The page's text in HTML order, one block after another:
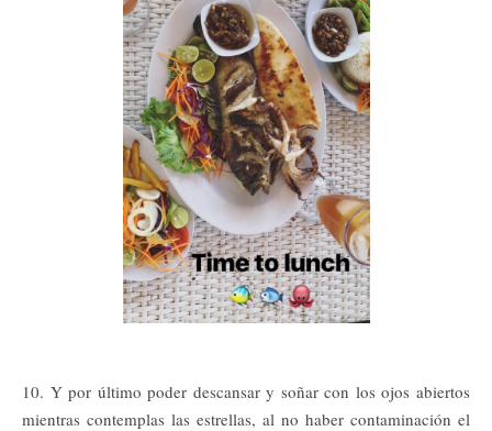
10. Y por último poder descansar y soñar con los ojos abiertos
mientras contemplas las estrellas, al no haber contaminación el